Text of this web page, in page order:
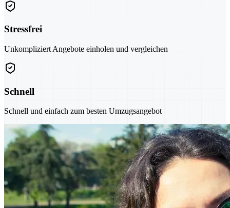
Stressfrei
Unkompliziert Angebote einholen und vergleichen
Schnell
Schnell und einfach zum besten Umzugsangebot